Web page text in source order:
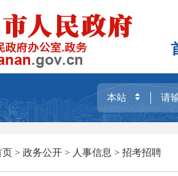
页 > 政务公开 > 人事信息 > 招考招聘